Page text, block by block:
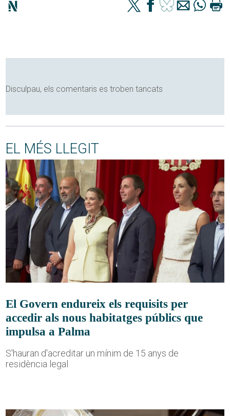
Disculpau, els comentaris es troben tancats
EL MÉS LLEGIT
El Govern endureix els requisits per
accedir als nous habitatges públics que
impulsa a Palma
S'hauran d'acreditar un mínim de 15 anys de
residència legal